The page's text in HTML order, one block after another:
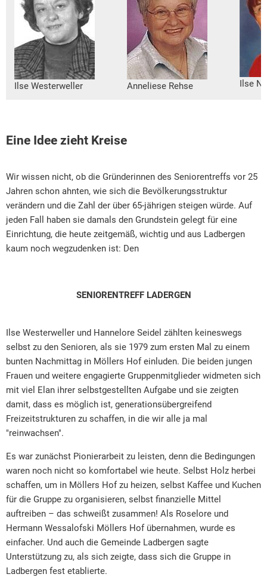
Ilse Westerweller Anneliese Rehse Ilse
Eine Idee zieht Kreise
Wir wissen nicht, ob die Gründerinnen des Seniorentreffs vor 25
Jahren schon ahnten, wie sich die Bevölkerungsstruktur
verändern und die Zahl der über 65-jährigen steigen würde. Auf
jeden Fall haben sie damals den Grundstein gelegt für eine
Einrichtung, die heute zeitgemäß, wichtig und aus Ladbergen
kaum noch wegzudenken ist: Den
SENIORENTREFF LADERGEN
Ilse Westerweller und Hannelore Seidel zählten keineswegs
selbst zu den Senioren, als sie 1979 zum ersten Mal zu einem
bunten Nachmittag in Möllers Hof einluden. Die beiden jungen
Frauen und weitere engagierte Gruppenmitglieder widmeten sich
mit viel Elan ihrer selbstgestellten Aufgabe und sie zeigten
damit, dass es möglich ist, generationsübergreifend
Freizeitstrukturen zu schaffen, in die wir alle ja mal
"reinwachsen".
Es war zunächst Pionierarbeit zu leisten, denn die Bedingungen
waren noch nicht so komfortabel wie heute. Selbst Holz herbei
schaffen, um in Möllers Hof zu heizen, selbst Kaffee und Kuchen
für die Gruppe zu organisieren, selbst finanzielle Mittel
auftreiben – das schweißt zusammen! Als Roselore und
Hermann Wessalofski Möllers Hof übernahmen, wurde es
einfacher. Und auch die Gemeinde Ladbergen sagte
Unterstützung zu, als sich zeigte, dass sich die Gruppe in
Ladbergen fest etablierte.